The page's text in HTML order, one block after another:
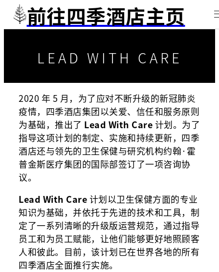
前往四季酒店主页
LEAD WITH CARE
2020 年 5 月，为了应对不断升级的新冠肺炎
疫情，四季酒店集团以关爱、信任和服务原则
为基础，推出了 Lead With Care计划。为了
指导这项计划的制定、实施和持续更新，四季
酒店还与领先的卫生保健与研究机构约翰·霍
普金斯医疗集团的国际部签订了一项咨询协
议。
Lead With Care计划以卫生保健方面的专业
知识为基础，并依托于先进的技术和工具，制
定了一系列清晰的升级版运营规范，通过指导
员工和为员工赋能，让他们能够更好地照顾客
人和彼此。目前，该计划已在世界各地的所有
四季酒店全面推行实施。